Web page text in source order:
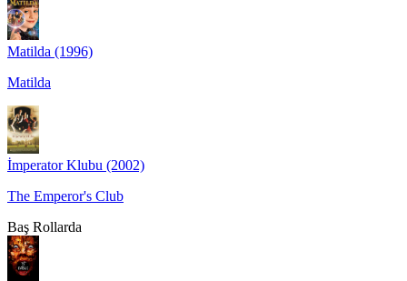
Matilda (1996)
Matilda
İmperator Klubu (2002)
The Emperor's Club
Baş Rollarda